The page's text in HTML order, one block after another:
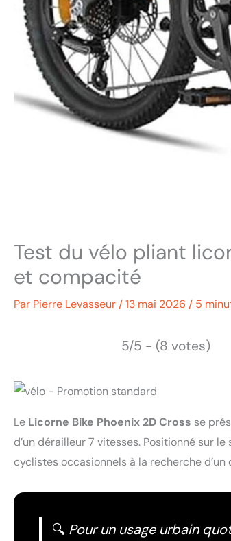
Test du vélo pliant
et compacité
Par Pierre Levasseur /13 mai 2026 / 5
5/5 - (8 votes)
Le Licorne Bike Phoenix 2D Cross se
d’un dérailleur 7 vitesses. Positionné sur
cyclistes occasionnels à la recherche
🔍 Pour un usage urbain